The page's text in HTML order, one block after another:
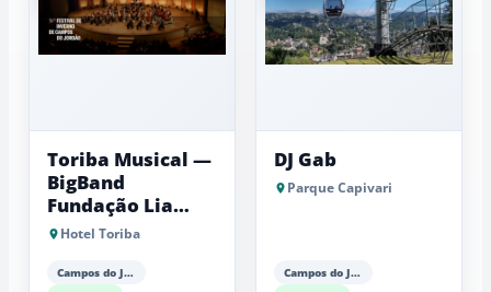
Toriba Musical —
BigBand
Fundação Lia
Maria Aguiar
Hotel Toriba
Campos do Jordão
DJ Gab
Parque Capivari
Campos do Jordão